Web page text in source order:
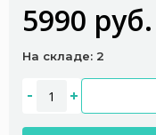
5990 руб.
На складе: 2